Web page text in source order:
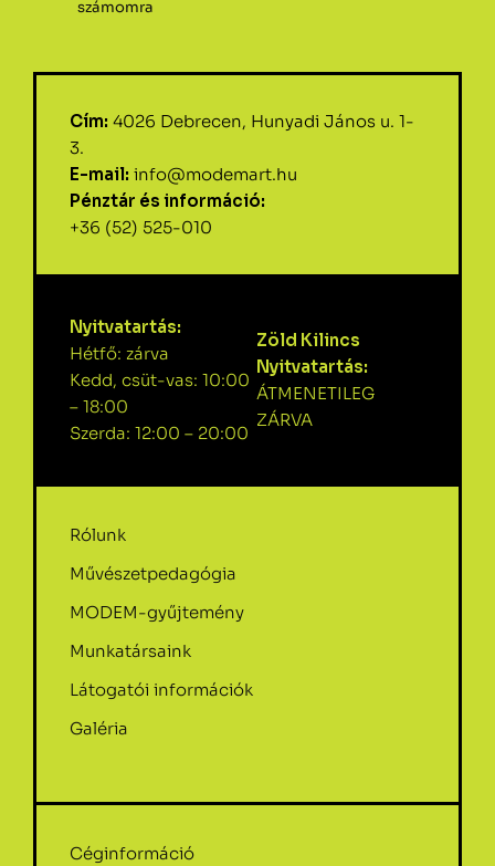
számomra
Cím: 4026 Debrecen, Hunyadi János u. 1-
3.
E-mail: info@modemart.hu
Pénztár és információ:
+36 (52) 525-010
Nyitvatartás:
Hétfő: zárva
Kedd, csüt-vas: 10:00
– 18:00
Szerda: 12:00 – 20:00
Zöld Kilincs
Nyitvatartás:
ÁTMENETILEG
ZÁRVA
Rólunk
Művészetpedagógia
MODEM-gyűjtemény
Munkatársaink
Látogatói információk
Galéria
Céginformáció